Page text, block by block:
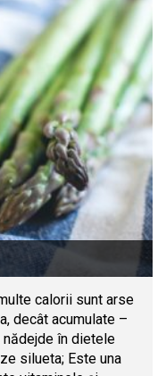
calorii sunt arse
decât acumulate –
în dietele
silueta; Este una